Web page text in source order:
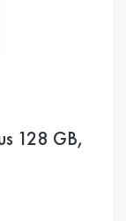
128 GB,